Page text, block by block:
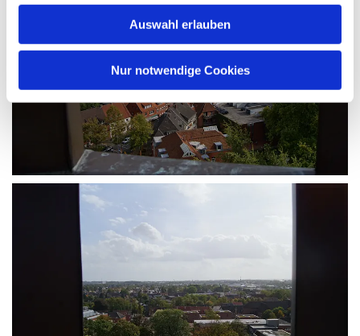
Auswahl erlauben
Nur notwendige Cookies